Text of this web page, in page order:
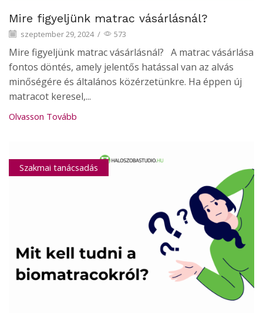
Mire figyeljünk matrac vásárlásnál?
szeptember 29, 2024 / 573
Mire figyeljünk matrac vásárlásnál? A matrac vásárlása
fontos döntés, amely jelentős hatással van az alvás
minőségére és általános közérzetünkre. Ha éppen új
matracot keresel,...
Olvasson Tovább
Szakmai tanácsadás